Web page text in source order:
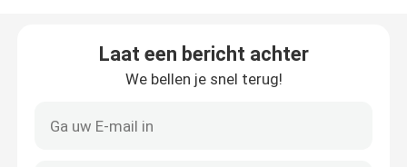
Laat een bericht achter
We bellen je snel terug!